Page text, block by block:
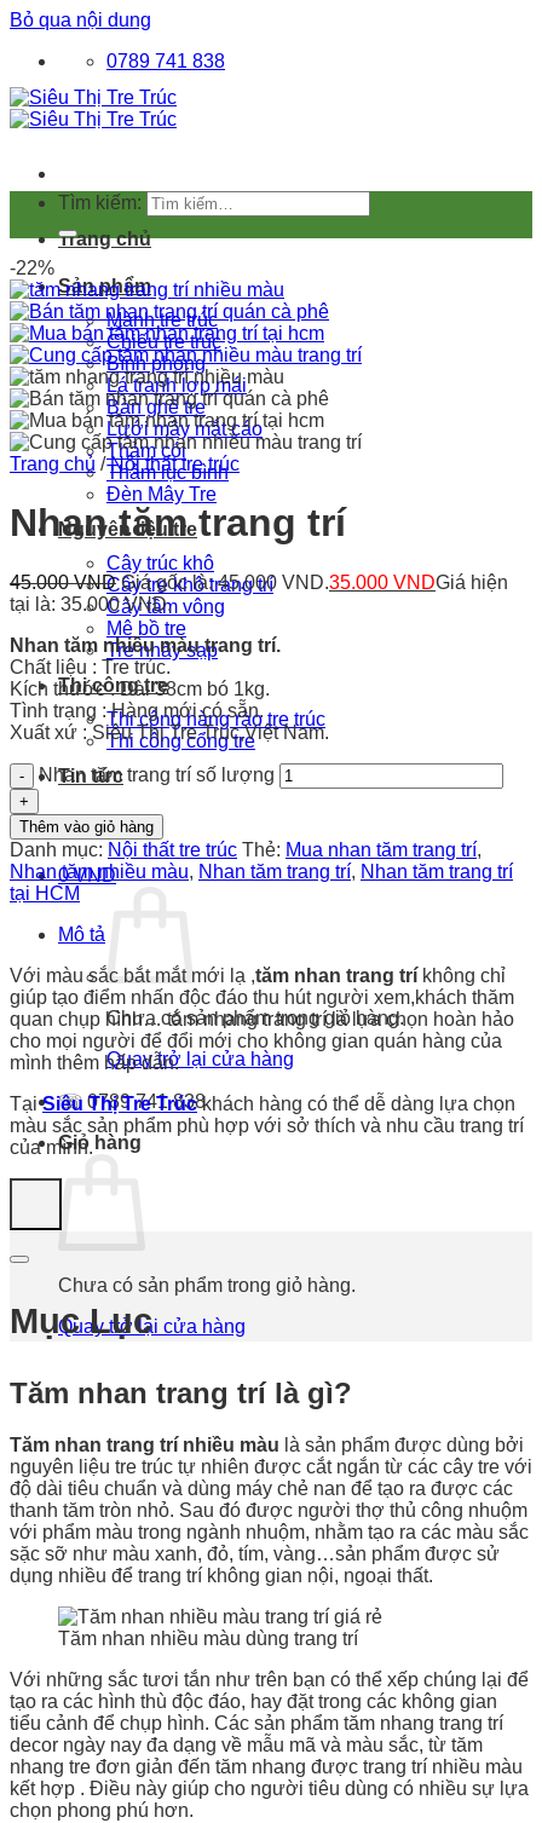
Bỏ qua nội dung
0789 741 838
Trang chủ
Sản phẩm
Mành tre trúc
Chiếu tre trúc
Bình phong
Lá tranh lợp mái
Bàn ghế tre
Lưới mây mắt cáo
Thảm cói
Thảm lục bình
Đèn Mây Tre
Nguyên liệu tre
Cây trúc khô
Cây tre khô trang trí
Cây tầm vông
Mê bồ tre
Tre nhảy sạp
Thi công tre
Thi công hàng rào tre trúc
Thi công cổng tre
Tin tức
Liên hệ
0VND
Chưa có sản phẩm trong giỏ hàng.
Quay trở lại cửa hàng
☏ 0789 741 838
Giỏ hàng
Chưa có sản phẩm trong giỏ hàng.
Quay trở lại cửa hàng
Tìm kiếm:
-22%
Trang chủ / Nội thất tre trúc
Nhan tăm trang trí
45.000VND Giá gốc là: 45.000 VND.35.000 VNDGiá hiện
tại là: 35.000 VND.
Nhan tăm nhiều màu trang trí.
Chất liệu : Tre trúc.
Kích thước : Dài 38cm bó 1kg.
Tình trạng : Hàng mới,có sẵn.
Xuất xứ : Siêu Thị Tre Trúc,Việt Nam.
Nhan tăm trang trí số lượng
Thêm vào giỏ hàng
Danh mục: Nội thất tre trúc Thẻ: Mua nhan tăm trang trí,
Nhan tăm nhiều màu, Nhan tăm trang trí, Nhan tăm trang trí
tại HCM
Mô tả
Với màu sắc bắt mắt mới lạ ,tăm nhan trang trí không chỉ
giúp tạo điểm nhấn độc đáo thu hút người xem,khách thăm
quan chụp hình… tăm nhang trang trí là lựa chọn hoàn hảo
cho mọi người để đổi mới cho không gian quán hàng của
mình thêm hấp dẫn.
TạiSiêu Thị Tre Trúckhách hàng có thể dễ dàng lựa chọn
màu sắc sản phẩm phù hợp với sở thích và nhu cầu trang trí
của mình.
Mục Lục
Tăm nhan trang trí là gì?
Tăm nhan trang trí nhiều màu là sản phẩm được dùng bởi
nguyên liệu tre trúc tự nhiên được cắt ngắn từ các cây tre với
độ dài tiêu chuẩn và dùng máy chẻ nan để tạo ra được các
thanh tăm tròn nhỏ. Sau đó được người thợ thủ công nhuộm
với phẩm màu trong ngành nhuộm, nhằm tạo ra các màu sắc
sặc sỡ như màu xanh, đỏ, tím, vàng…sản phẩm được sử
dụng nhiều để trang trí không gian nội, ngoại thất.
Tăm nhan nhiều màu dùng trang trí
Với những sắc tươi tắn như trên bạn có thể xếp chúng lại để
tạo ra các hình thù độc đáo, hay đặt trong các không gian
tiểu cảnh để chụp hình. Các sản phẩm tăm nhang trang trí
decor ngày nay đa dạng về mẫu mã và màu sắc, từ tăm
nhang tre đơn giản đến tăm nhang được trang trí nhiều màu
kết hợp . Điều này giúp cho người tiêu dùng có nhiều sự lựa
chọn phong phú hơn.